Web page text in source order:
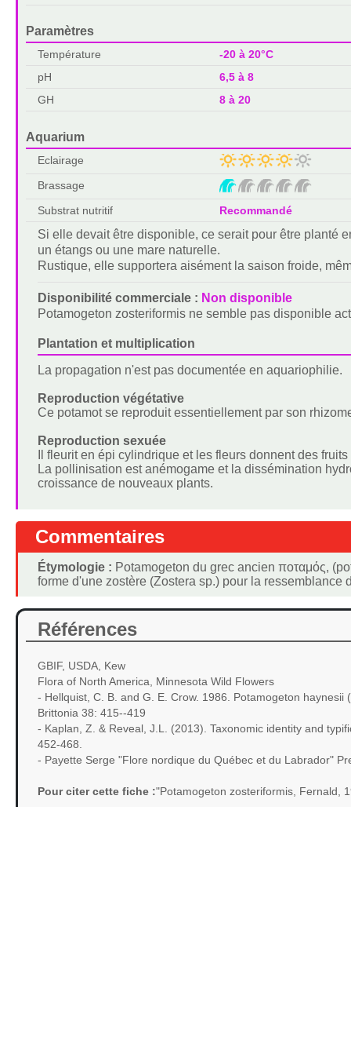
Paramètres
Température
-20 à 20°C
pH
6,5 à 8
GH
8 à 20
Aquarium
Eclairage
Brassage
Substrat nutritif
Recommandé
Si elle devait être disponible, ce serait pour être planté
un étangs ou une mare naturelle.
Rustique, elle supportera aisément la saison froide,
Disponibilité commerciale : Non disponible
Potamogeton zosteriformis ne semble pas disponible
Plantation et multiplication
La propagation n'est pas documentée en aquariophilie.
Reproduction végétative
Ce potamot se reproduit essentiellement par son
Reproduction sexuée
Il fleurit en épi cylindrique et les fleurs donnent des
La pollinisation est anémogame et la dissémination
croissance de nouveaux plants.
Commentaires
Étymologie : Potamogeton du grec ancien ποταμός,
forme d'une zostère (Zostera sp.) pour la ressemblance
Références
GBIF, USDA, Kew
Flora of North America, Minnesota Wild Flowers
- Hellquist, C. B. and G. E. Crow. 1986. Potamogeton
Brittonia 38: 415--419
- Kaplan, Z. & Reveal, J.L. (2013). Taxonomic identity and
452-468.
- Payette Serge "Flore nordique du Québec et du Labrador"
Pour citer cette fiche :"Potamogeton zosteriformis, Fernald,